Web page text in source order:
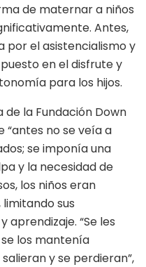
de maternar a niños
Antes,
por el asistencialismo y
en el disfrute y
para los hijos.
de la Fundación Down
“antes no se veía a
se imponía una
y la necesidad de
los niños eran
sus
aprendizaje. “Se les
los mantenía
y se perdieran”,